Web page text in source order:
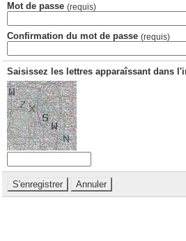
Mot de passe (requis)
Confirmation du mot de passe (requis)
Saisissez les lettres apparaîssant dans